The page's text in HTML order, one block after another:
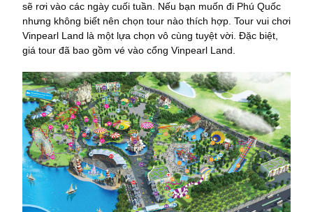
sẽ rơi vào các ngày cuối tuần. Nếu bạn muốn đi Phú Quốc
nhưng không biết nên chọn tour nào thích hợp. Tour vui chơi
Vinpearl Land là một lựa chọn vô cùng tuyệt vời. Đặc biệt,
giá tour đã bao gồm vé vào cổng Vinpearl Land.